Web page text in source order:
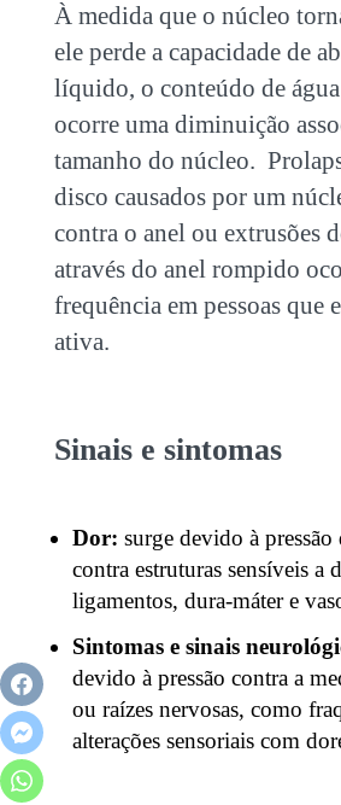
À medida que o núcleo
ele perde a capacidade de
líquido, o conteúdo de
ocorre uma diminuição
tamanho do núcleo.
disco causados por um
contra o anel ou extrusões
através do anel rompido
frequência em pessoas que
ativa.
Sinais e sintomas
Dor: surge devido à pressão
contra estruturas sensíveis a
ligamentos, dura-máter e
Sintomas e sinais
devido à pressão contra a
ou raízes nervosas, como
alterações sensoriais com